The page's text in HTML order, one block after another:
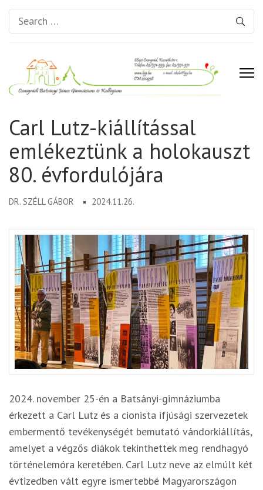
Search
for:
Gimnázium és Kollégium
Carl Lutz-kiállítással
emlékeztünk a holokauszt
80. évfordulójára
DR. SZÉLL GÁBOR 2024.11.26.
2024. november 25-én a Batsányi-gimnáziumba
érkezett a Carl Lutz és a cionista ifjúsági szervezetek
embermentő tevékenységét bemutató vándorkiállítás,
amelyet a végzős diákok tekinthettek meg rendhagyó
történelemóra keretében. Carl Lutz neve az elmúlt két
évtizedben vált egyre ismertebbé Magyarországon